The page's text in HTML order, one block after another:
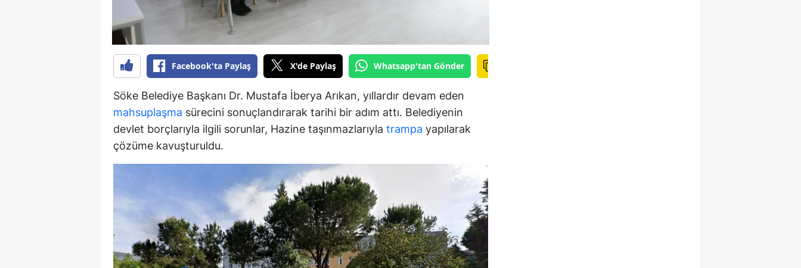
Tunceli
Uşak
Van
Yozgat
Zonguldak
Bayburt
Karaman
Kırıkkale
Batman
Facebook'ta Paylaş X'de Paylaş Whatsapp'tan Gönder
Söke Belediye Başkanı Dr. Mustafa İberya Arıkan, yıllardır devam eden
mahsuplaşma sürecini sonuçlandırarak tarihi bir adım attı. Belediyenin
devlet borçlarıyla ilgili sorunlar, Hazine taşınmazlarıyla trampa yapılarak
çözüme kavuşturuldu.